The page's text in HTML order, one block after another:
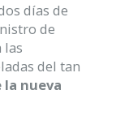
días de
de
las
del tan
la nueva